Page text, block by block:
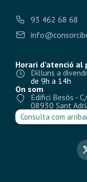
93 462 68 68
Horari d’atenció al
Dilluns a
de 9h a 14h
On som
Edifici Besòs -
08930 Sant
Consulta com